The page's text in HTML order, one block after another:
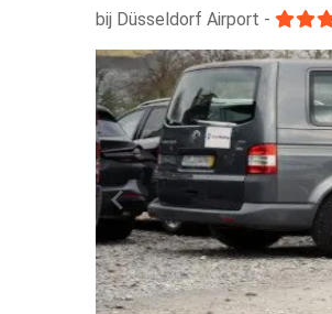
bij Düsseldorf Airport -